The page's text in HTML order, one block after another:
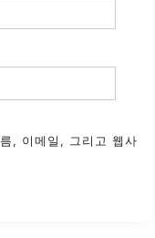
, 이메일, 그리고 웹사